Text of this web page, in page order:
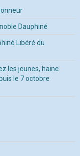
Dauphiné
Libéré du
les jeunes, haine
le 7 octobre